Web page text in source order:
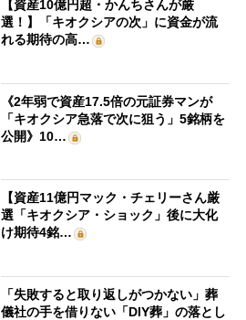
【資産10億円超・かんちさんが厳
選！】「キオクシアの次」に資金が流
れる期待の高…
《2年弱で資産17.5倍の元証券マンが
「キオクシア急落で次に狙う」5銘柄を
公開》10…
【資産11億円マック・チェリーさん厳
選「キオクシア・ショック」後に大化
け期待4銘…
「失敗すると取り返しがつかない」葬
儀社の手を借りない「DIY葬」の落とし